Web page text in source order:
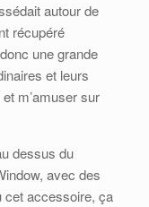
autour de
récupéré
une grande
et leurs
m’amuser sur
dessus du
avec des
cet accessoire, ça